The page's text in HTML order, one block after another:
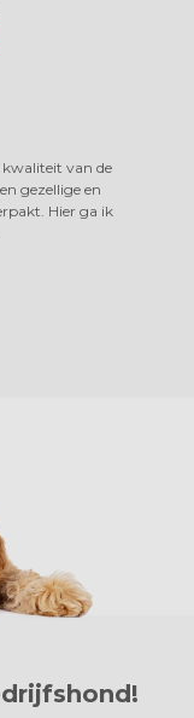
kwaliteit van de
gezellige en
Hier ga ik